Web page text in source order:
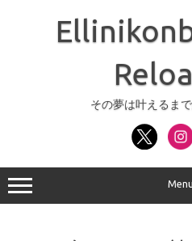
その夢は叶えるま
Menu